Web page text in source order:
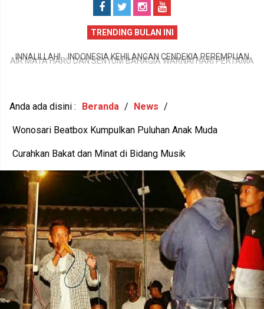
TRENDING BULAN INI
AIR MATA HARU DAN SENYUM BAHAGIA WARNAI HARI PERTAMA
Anda ada disini : Beranda / News /
Wonosari Beatbox Kumpulkan Puluhan Anak Muda
Curahkan Bakat dan Minat di Bidang Musik